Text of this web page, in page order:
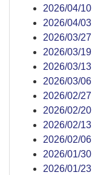
2026/04/10
2026/04/03
2026/03/27
2026/03/19
2026/03/13
2026/03/06
2026/02/27
2026/02/20
2026/02/13
2026/02/06
2026/01/30
2026/01/23